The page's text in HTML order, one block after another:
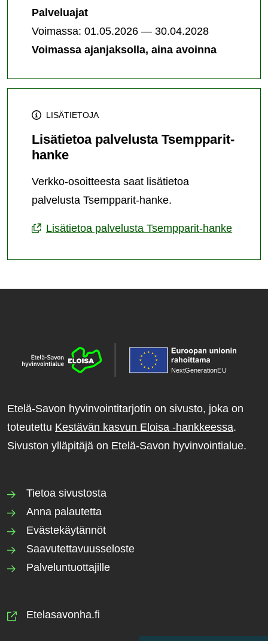
Palveluajat
Voimassa: 01.05.2026 — 30.04.2028
Voimassa ajanjaksolla, aina avoinna
LISÄTIETOJA
Lisätietoa palvelusta Tsempparit-
hanke
Verkko-osoitteesta saat lisätietoa
palvelusta Tsempparit-hanke.
Lisätietoa palvelusta Tsempparit-hanke
NextGenerationEU
Etelä-Savon hyvinvointitarjotin on sivusto, joka on
toteutettu Kestävän kasvun Eloisa -hankkeessa.
Sivuston ylläpitäjä on Etelä-Savon hyvinvointialue.
Tietoa sivustosta
Anna palautetta
Evästekäytännöt
Saavutettavuusseloste
Palveluntuottajille
Etelasavonha.fi